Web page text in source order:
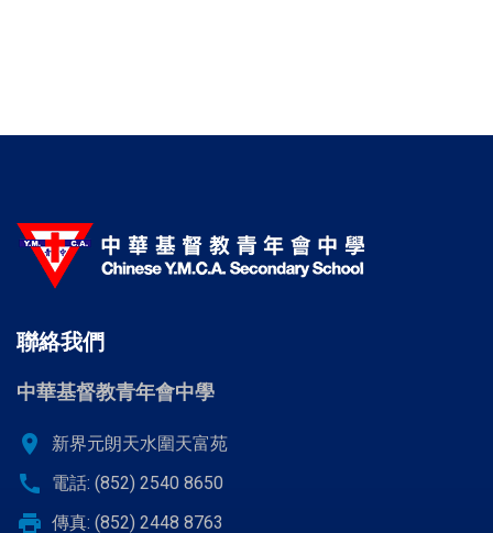
聯絡我們
中華基督教青年會中學
location_on 新界元朗天水圍天富苑
call 電話: (852) 2540 8650
print 傳真: (852) 2448 8763